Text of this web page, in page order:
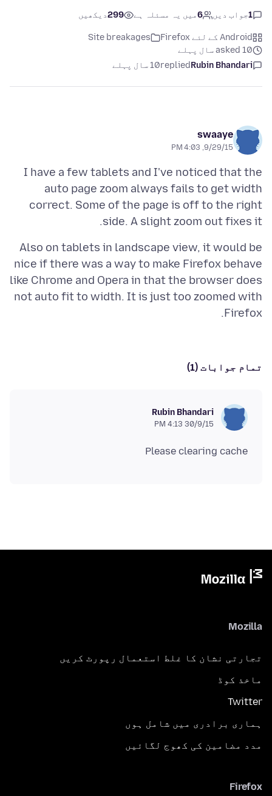
1جواب دیں 6میں یہ مسئلہ ہے 299دیکھیں
Android کے لئے Firefox
Site breakages
asked 10 سال پہلے
Rubin Bhandari
replied10 سال پہلے
swaaye
9/29/15, 4:03 PM
I have a few tablets and I've noticed that the
auto page zoom always fails to get width
correct. Some of the page is off to the right
side. A slight zoom out fixes it.
Also on tablets in landscape view, it would be
nice if there was a way to make Firefox behave
like Chrome and Opera in that the browser does
not auto fit to width. It is just too zoomed with
Firefox.
تمام جوابات (1)
Rubin Bhandari
30/9/15 4:13 PM
Please clearing cache
Mozilla
تجارتی نشان کا غلط استعمال رپورٹ کریں
ماخذ کوڈ
Twitter
ہماری برادری میں شامل ہوں
مدد مضامین کی کھوج لگائیں
Firefox